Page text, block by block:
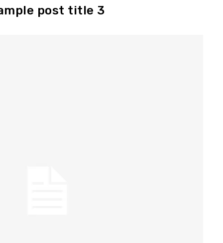
post title 3